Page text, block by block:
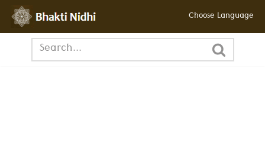
छोड़कर
Choose Language